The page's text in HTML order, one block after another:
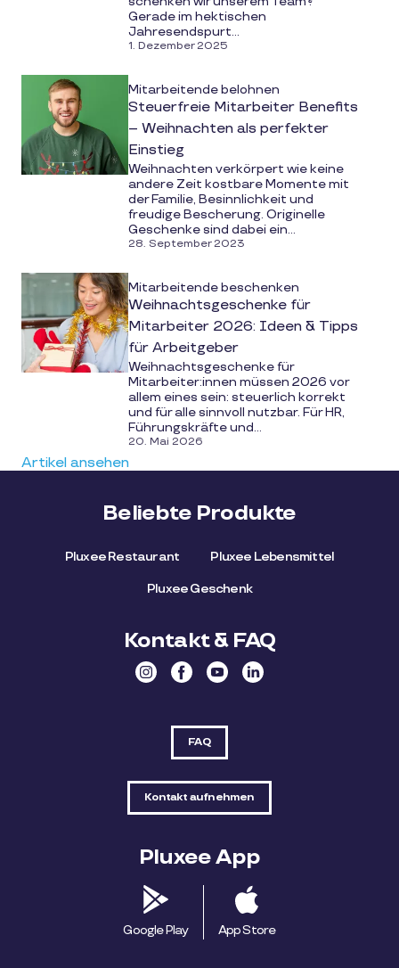
Gerade im hektischen
Jahresendspurt...
1. Dezember 2025
Mitarbeitende belohnen
Steuerfreie Mitarbeiter Benefits
– Weihnachten als perfekter
Einstieg
Weihnachten verkörpert wie keine
andere Zeit kostbare Momente mit
der Familie, Besinnlichkeit und
freudige Bescherung. Originelle
Geschenke sind dabei ein...
28. September 2023
Mitarbeitende beschenken
Weihnachtsgeschenke für
Mitarbeiter 2026: Ideen & Tipps
für Arbeitgeber
Weihnachtsgeschenke für
Mitarbeiter:innen müssen 2026 vor
allem eines sein: steuerlich korrekt
und für alle sinnvoll nutzbar. Für HR,
Führungskräfte und...
20. Mai 2026
Artikel ansehen
Beliebte Produkte
Pluxee Restaurant Pluxee Lebensmittel
Pluxee Geschenk
Kontakt & FAQ
FAQ
Kontakt aufnehmen
Pluxee App
Google Play App Store